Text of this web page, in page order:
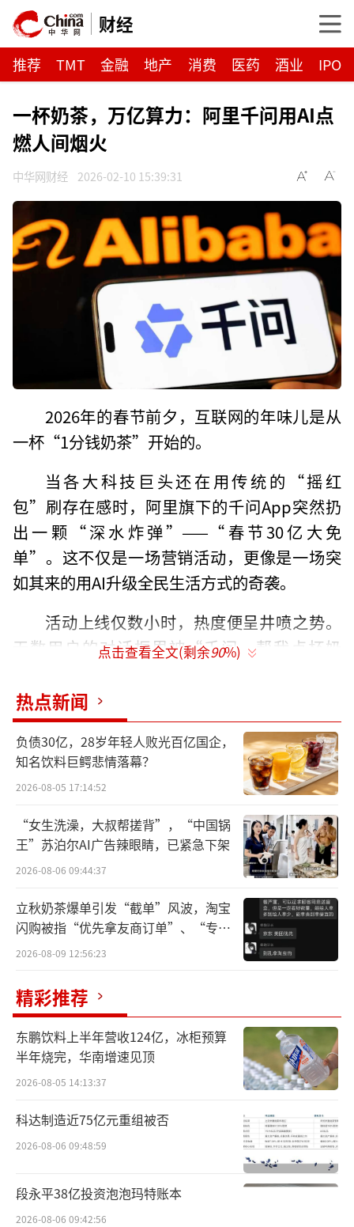
财经
推荐 TMT 金融 地产 消费 医药 酒业 IPO
一杯奶茶，万亿算力：阿里千问用AI点
燃人间烟火
中华网财经 2026-02-10 15:39:31
2026年的春节前夕，互联网的年味儿是从
一杯“1分钱奶茶”开始的。
当各大科技巨头还在用传统的“摇红
包”刷存在感时，阿里旗下的千问App突然扔
出一颗“深水炸弹”——“春节30亿大免
单”。这不仅是一场营销活动，更像是一场突
如其来的用AI升级全民生活方式的奇袭。
活动上线仅数小时，热度便呈井喷之势。
无数用户的对话框里被“千问，帮我点杯奶
间引爆了流量。据现场反馈，由于瞬间涌入的
用户过多，系统一度出现“脉冲式”的卡顿，
甚至在高峰期出现了短暂的响应延迟——这在AI
应用中实属罕见。但这非但没有引发抱怨，反
而成了社交网络上的热门话题：“连AI都被喝
到崩溃了”。
这不仅仅是一个产品的胜利，更是一次AI
当技术不再是实验室里冰冷的参数，而是变成
了手边一杯热腾腾的奶茶，我们不得不承认：A
I的春天，终于带着人间烟火气来了。
从“口令”到“沸腾”的全民欢庆
这场始于2月6日的“奶茶风暴”，其爆发
力之强，超出了很多人的预期。
以往，大厂的春节活动往往伴随着复杂的
规则：需要拉帮结派、需要熬夜定闹钟、需要
点击查看全文(剩余90%)
热点新闻
负债30亿，28岁年轻人败光百亿国企，
知名饮料巨鳄悲情落幕？
2026-08-05 17:14:52
“女生洗澡，大叔帮搓背”，“中国锅
王”苏泊尔AI广告辣眼睛，已紧急下架
2026-08-06 09:44:37
立秋奶茶爆单引发“截单”风波，淘宝
闪购被指“优先拿友商订单”、“专挑
贵的拿”
2026-08-09 12:56:23
精彩推荐
东鹏饮料上半年营收124亿，冰柜预算
半年烧完，华南增速见顶
2026-08-05 14:13:37
科达制造近75亿元重组被否
2026-08-06 09:48:59
段永平38亿投资泡泡玛特账本
2026-08-06 09:42:56